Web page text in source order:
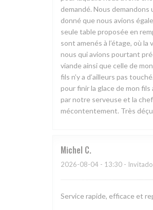
demandé. Nous
donné que nous avions
seule table proposée en
sont amenés à l’étage, où
nous qui avions pourtant
viande ainsi que celle de
fils n’y a d’ailleurs pas
pour finir la glace de mon
par notre serveuse et la
mécontentement. Très
Michel C
2026-08-04 - 13:30 -
Service rapide, efficace et